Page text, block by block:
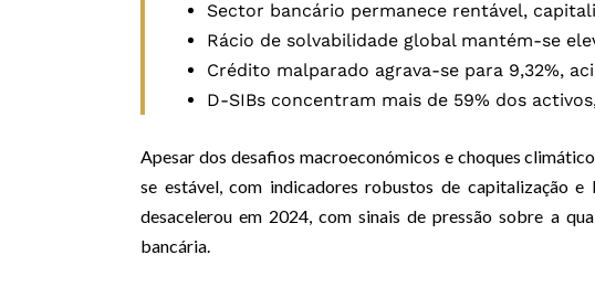
Sector bancário permanece rentável,
Rácio de solvabilidade global mantém-se
Crédito malparado agrava-se para 9,32%,
D-SIBs concentram mais de 59% dos
Apesar dos desafios macroeconómicos e choques
se estável, com indicadores robustos de capitalização
desacelerou em 2024, com sinais de pressão sobre a
bancária.